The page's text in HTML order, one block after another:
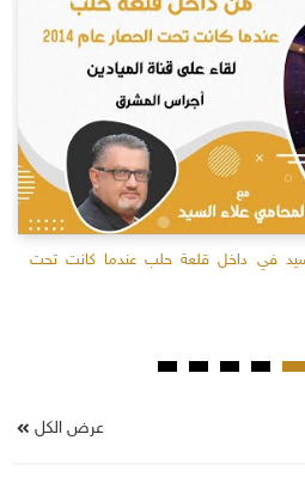
في داخل قلعة حلب عندما كانت تحت
عرض الكل